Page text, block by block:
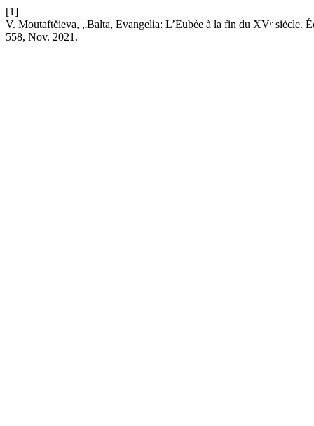
[1]
V. Moutaftčieva, „Balta, Evangelia: L’Eubée à la fin du XVᵉ siècle.
558, Nov. 2021.